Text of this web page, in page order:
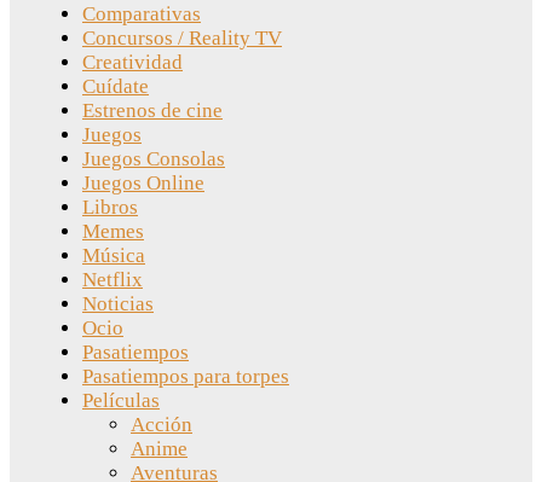
Comparativas
Concursos / Reality TV
Creatividad
Cuídate
Estrenos de cine
Juegos
Juegos Consolas
Juegos Online
Libros
Memes
Música
Netflix
Noticias
Ocio
Pasatiempos
Pasatiempos para torpes
Películas
Acción
Anime
Aventuras